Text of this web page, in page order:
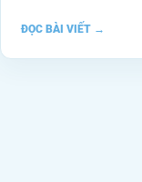
ĐỌC BÀI VIẾT →